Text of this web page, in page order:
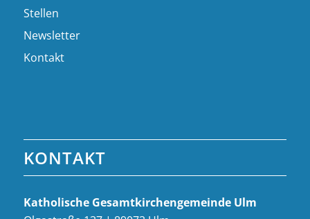
Stellen
Newsletter
Kontakt
KONTAKT
Katholische Gesamt­kirchen­gemeinde Ulm